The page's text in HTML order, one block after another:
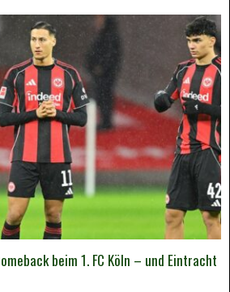
beim 1. FC Köln – und Eintracht